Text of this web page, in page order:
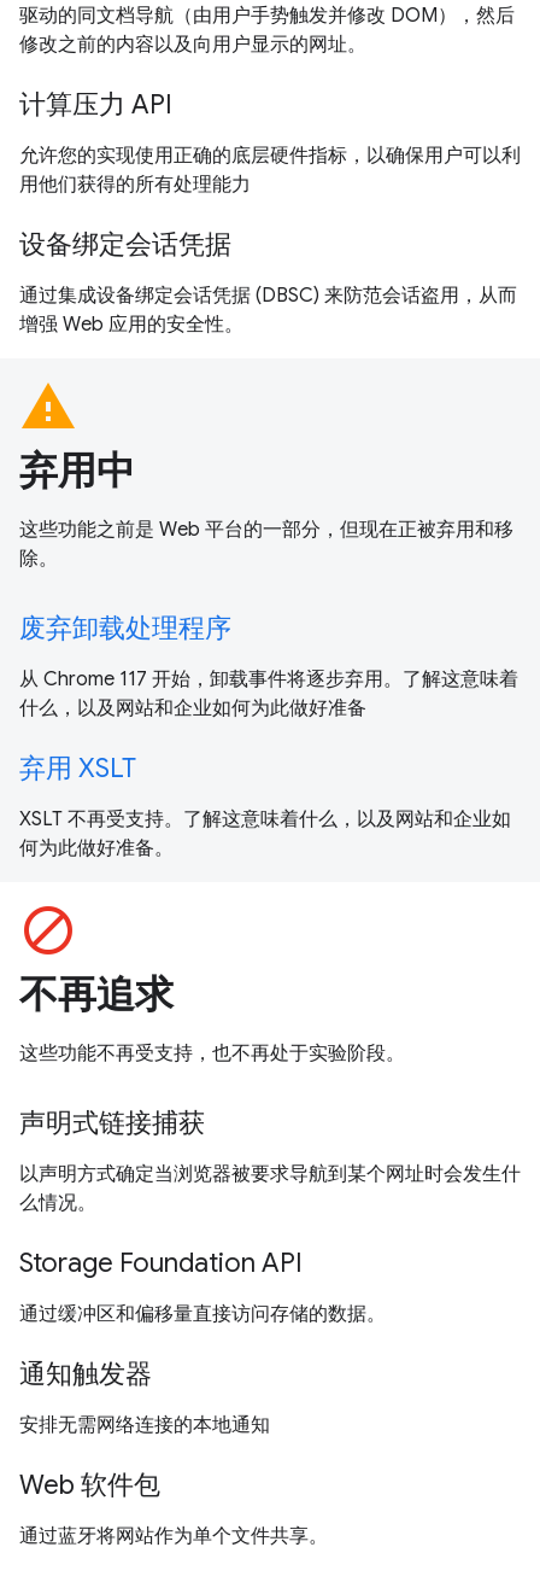
驱动的同文档导航（由用户手势触发并修改 DOM），然后
修改之前的内容以及向用户显示的网址。
计算压力 API
允许您的实现使用正确的底层硬件指标，以确保用户可以利
用他们获得的所有处理能力
设备绑定会话凭据
通过集成设备绑定会话凭据 (DBSC) 来防范会话盗用，从而
增强 Web 应用的安全性。
warning
弃用中
这些功能之前是 Web 平台的一部分，但现在正被弃用和移
除。
废弃卸载处理程序
从 Chrome 117 开始，卸载事件将逐步弃用。了解这意味着
什么，以及网站和企业如何为此做好准备
弃用 XSLT
XSLT 不再受支持。了解这意味着什么，以及网站和企业如
何为此做好准备。
block
不再追求
这些功能不再受支持，也不再处于实验阶段。
声明式链接捕获
以声明方式确定当浏览器被要求导航到某个网址时会发生什
么情况。
Storage Foundation API
通过缓冲区和偏移量直接访问存储的数据。
通知触发器
安排无需网络连接的本地通知
Web 软件包
通过蓝牙将网站作为单个文件共享。